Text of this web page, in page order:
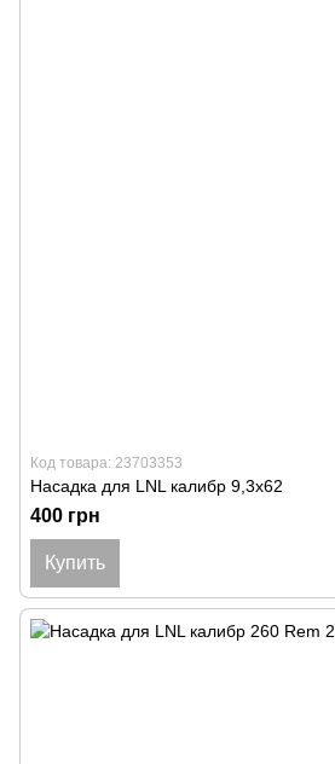
Код товара: 23703353
Насадка для LNL калибр 9,3x62
400 грн
Купить